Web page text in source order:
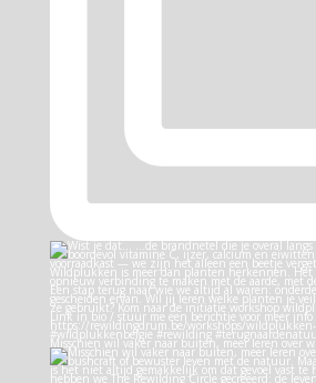
Misschien wil vaker naar buiten, meer leren over w